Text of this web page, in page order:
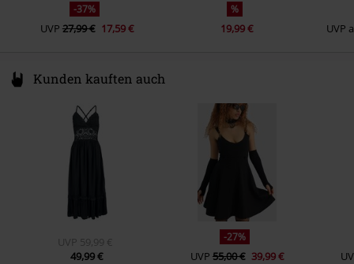
-37%
UVP 27,99 € 17,59 €
%
19,99 € UVP
Kunden kauften auch
UVP 59,99 €
49,99 €
-27%
UVP 55,00 € 39,99 €